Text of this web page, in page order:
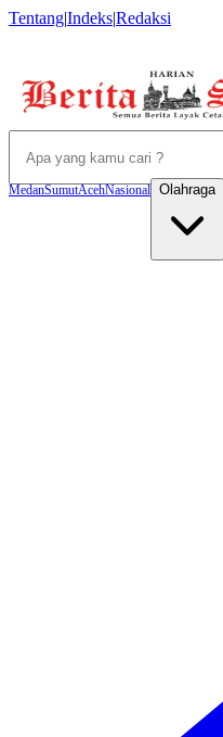
Tentang|Indeks|Redaksi
MedanSumutAcehNasional Olahraga